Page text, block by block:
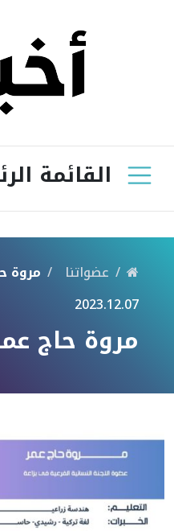
القائمة
عضواتنا
مروة
2023.12.07
مروة حاج